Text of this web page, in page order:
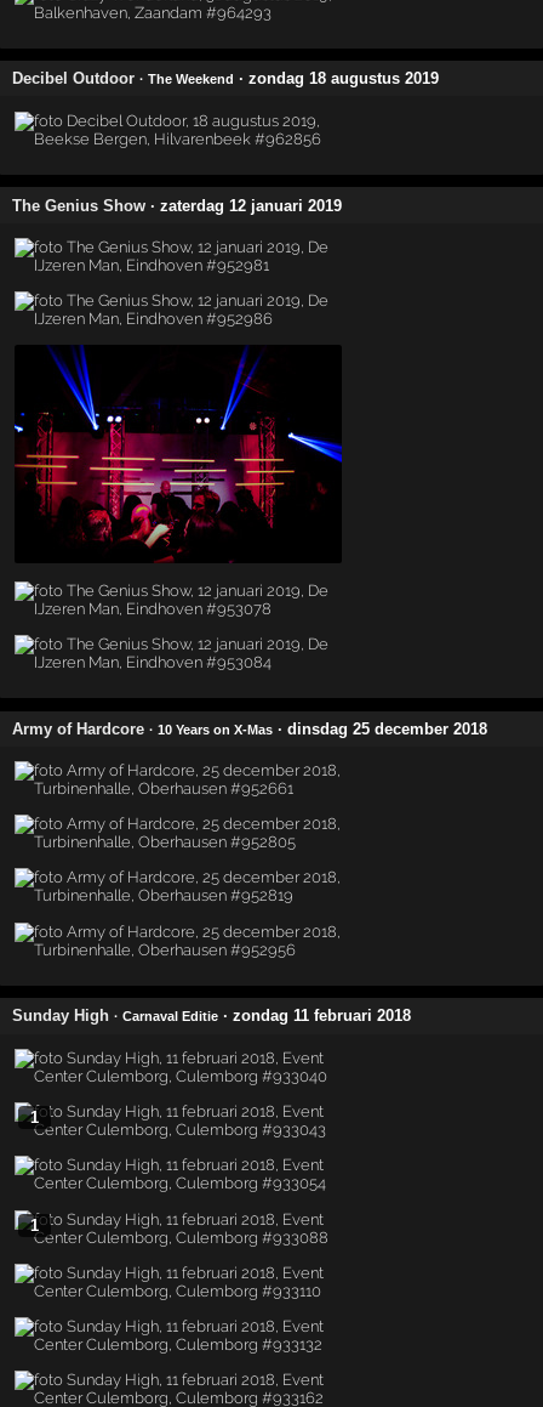
Decibel Outdoor · The Weekend · zondag 18 augustus 2019
The Genius Show · zaterdag 12 januari 2019
Army of Hardcore · 10 Years on X-Mas · dinsdag 25 december 2018
Sunday High · Carnaval Editie · zondag 11 februari 2018
1
1